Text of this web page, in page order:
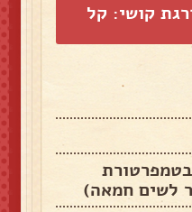
קושי: קל
בטמפרטורת
לשים חמאה)